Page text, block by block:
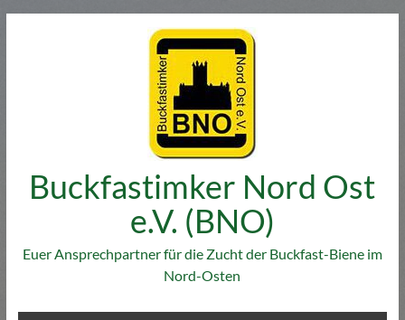
Buckfastimker Nord Ost
e.V. (BNO)
Euer Ansprechpartner für die Zucht der Buckfast-Biene im
Nord-Osten